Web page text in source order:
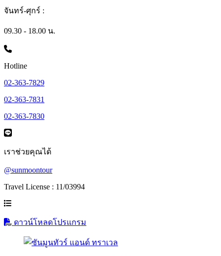
จันทร์-ศุกร์ :
09.30 - 18.00 น.
Hotline
02-363-7829
02-363-7831
02-363-7830
เราช่วยคุณได้
@sunmoontour
Travel License : 11/03994
ดาวน์โหลดโปรแกรม